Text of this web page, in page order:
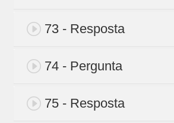
73 - Resposta
74 - Pergunta
75 - Resposta